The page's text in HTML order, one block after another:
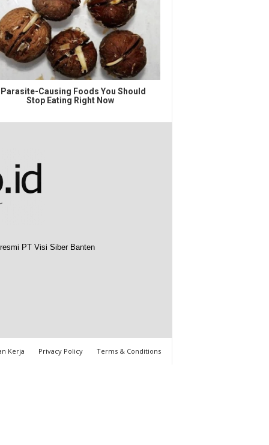
Causing Foods You Should
Stop Eating Right Now
PT Visi Siber Banten
Kerja Privacy Policy Terms & Conditions